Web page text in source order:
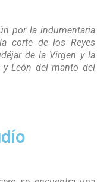
por la indumentaria
corte de los Reyes
de la Virgen y la
y León del manto del